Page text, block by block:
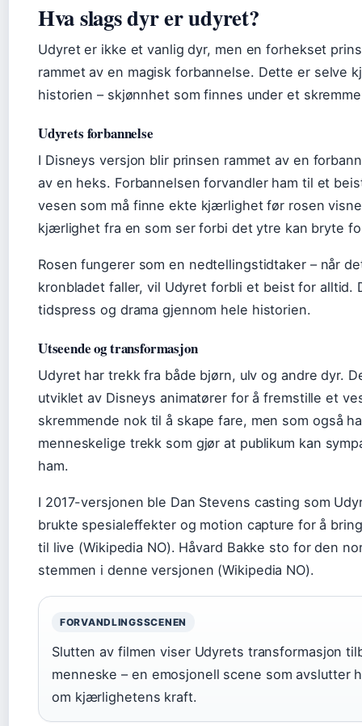
Hva slags dyr er udyret?
Udyret er ikke et vanlig dyr, men en forhekset
rammet av en magisk forbannelse. Dette er selve
historien – skjønnhet som finnes under et
Udyrets forbannelse
I Disneys versjon blir prinsen rammet av en
av en heks. Forbannelsen forvandler ham til et
vesen som må finne ekte kjærlighet før rosen
kjærlighet fra en som ser forbi det ytre kan bryte
Rosen fungerer som en nedtellingstidtaker – når
kronbladet faller, vil Udyret forbli et beist for alltid.
tidspress og drama gjennom hele historien.
Utseende og transformasjon
Udyret har trekk fra både bjørn, ulv og andre dyr.
utviklet av Disneys animatører for å fremstille et
skremmende nok til å skape fare, men som også
menneskelige trekk som gjør at publikum kan
ham.
I 2017-versjonen ble Dan Stevens casting som
brukte spesialeffekter og motion capture for å
til live (Wikipedia NO). Håvard Bakke sto for den
stemmen i denne versjonen (Wikipedia NO).
FORVANDLINGSSCENEN
Slutten av filmen viser Udyrets transformasjon
menneske – en emosjonell scene som avslutter
om kjærlighetens kraft.